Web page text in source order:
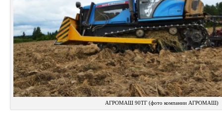
АГРОМАШ 90ТГ (фото компании АГРОМАШ)